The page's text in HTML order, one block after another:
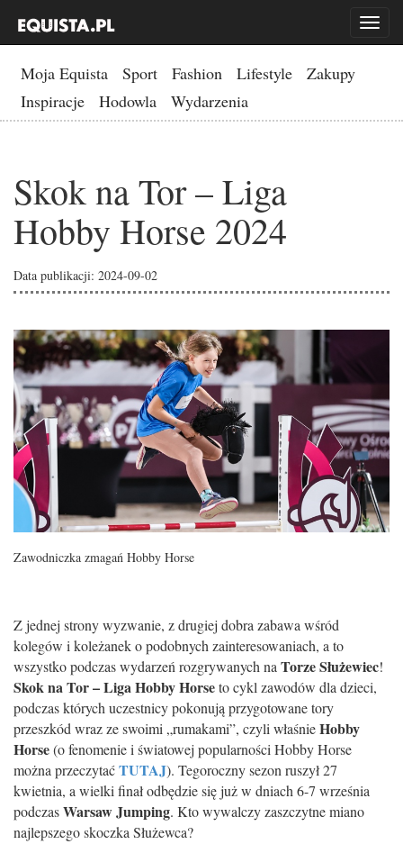
Toggle
Moja Equista Sport Fashion Lifestyle
Zakupy
Inspiracje
Hodowla Wydarzenia
Skok na Tor – Liga
Hobby Horse 2024
Data publikacji: 2024-09-02
Zawodniczka zmagań Hobby Horse
Z jednej strony wyzwanie, z drugiej dobra zabawa wśród
kolegów i koleżanek o podobnych zainteresowaniach, a to
wszystko podczas wydarzeń rozgrywanych na Torze Służewiec!
Skok na Tor – Liga Hobby Horseto cykl zawodów dla dzieci,
podczas których uczestnicy pokonują przygotowane tory
przeszkód wraz ze swoimi „rumakami”, czyli właśnieHobby
Horse(o fenomenie i światowej popularności Hobby Horse
można przeczytaćTUTAJ). Tegoroczny sezon ruszył 27
kwietnia, a wielki finał odbędzie się już w dniach 6-7 września
podczasWarsaw Jumping. Kto wywalczy zaszczytne miano
najlepszego skoczka Służewca?